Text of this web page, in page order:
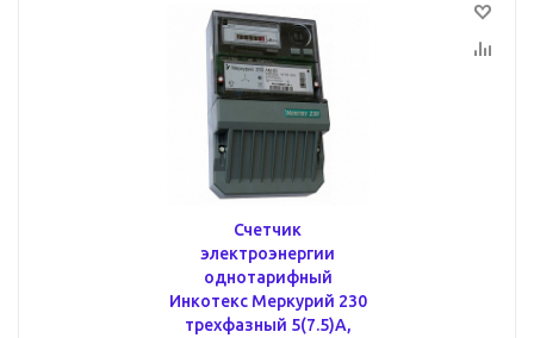
Счетчик
электроэнергии
однотарифный
Инкотекс Меркурий 230
трехфазный 5(7.5)А,